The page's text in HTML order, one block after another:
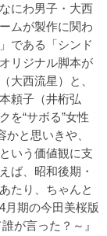
にわ男子・大西
ムが製作に関わ
である「シンド
リジナル脚本が
大西流星）と、
頼子（井桁弘
を“サボる”女性
と思いきや、
いう価値観に支
ば、昭和後期・
たり、ちゃんと
月期の今田美桜版
が言った？～』